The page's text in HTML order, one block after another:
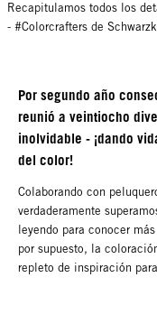
Recapitulamos todos los
- #Colorcrafters de
Por segundo año
reunió a veintiocho
inolvidable - ¡dando
del color!
Colaborando con
verdaderamente
leyendo para conocer
por supuesto, la
repleto de inspiración